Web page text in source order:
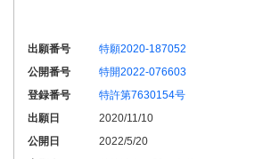
出願番号
特願2020-187052
公開番号
特開2022-076603
登録番号
特許第7630154号
出願日
2020/11/10
公開日
2022/5/20